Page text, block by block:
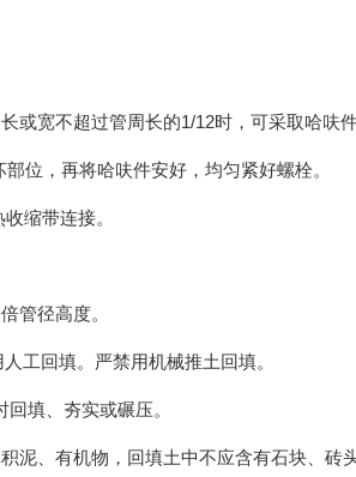
或宽不超过管周长的1/12时，可采取哈呋
位，再将哈呋件安好，均匀紧好螺栓。
缩带连接。
管径高度。
工回填。严禁用机械推土回填。
填、夯实或碾压。
、有机物，回填土中不应含有石块、砖